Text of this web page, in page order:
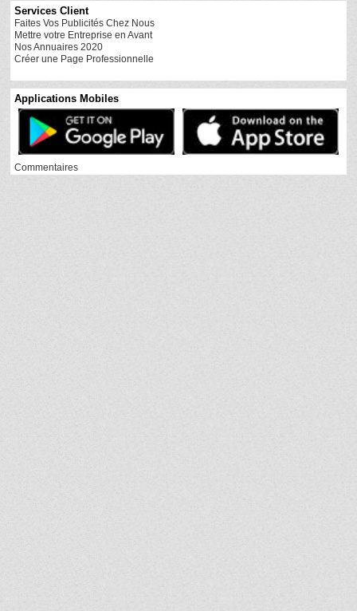
Services Client
Faites Vos Publicités Chez Nous
Mettre votre Entreprise en Avant
Nos Annuaires 2020
Créer une Page Professionnelle
Applications Mobiles
Commentaires